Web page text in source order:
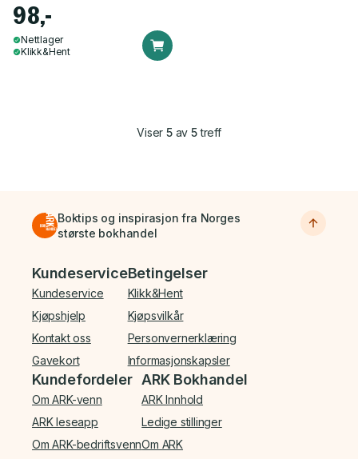
98,-
Nettlager
Klikk&Hent
Viser5av 5treff
Boktips og inspirasjon fra Norges
største bokhandel
Bunnmeny
Kundeservice
Kundeservice
Kjøpshjelp
Kontakt oss
Gavekort
Betingelser
Klikk&Hent
Kjøpsvilkår
Personvernerklæring
Informasjonskapsler
Kundefordeler
Om ARK-venn
ARK leseapp
Om ARK-bedriftsvenn
ARK Bokhandel
ARK Innhold
Ledige stillinger
Om ARK